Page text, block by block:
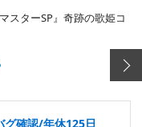
スターSP』奇跡の歌姫コ
グ確認/年休125日